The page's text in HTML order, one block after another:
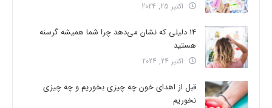
اکتبر 25, 2024
14 دلیلی که نشان می‌دهد چرا شما همیشه گرسنه
هستید
اکتبر 24, 2024
قبل از اهدای خون چه چیزی بخوریم و چه چیزی
نخوریم